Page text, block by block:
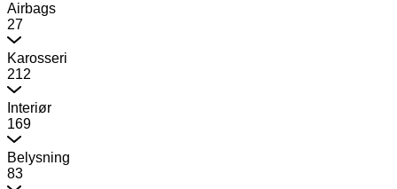
Airbags
27
Karosseri
212
Interiør
169
Belysning
83